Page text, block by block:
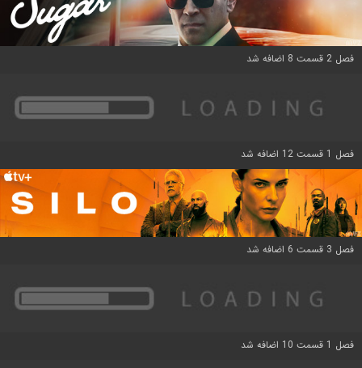
فصل 2 قسمت 8 اضافه شد
فصل 1 قسمت 12 اضافه شد
فصل 3 قسمت 6 اضافه شد
فصل 1 قسمت 10 اضافه شد